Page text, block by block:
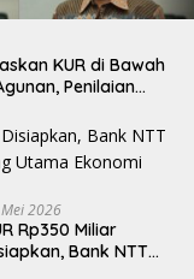
KUR di Bawah
Penilaian
2026
Rp350 Miliar
Bank NTT